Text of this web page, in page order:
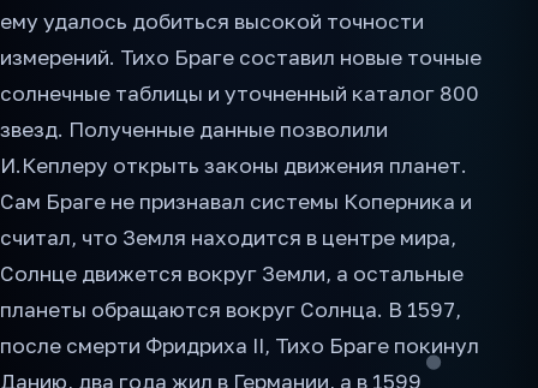
ему удалось добиться высокой точности
измерений. Тихо Браге составил новые точные
солнечные таблицы и уточненный каталог 800
звезд. Полученные данные позволили
И.Кеплеру открыть законы движения планет.
Сам Браге не признавал системы Коперника и
считал, что Земля находится в центре мира,
Солнце движется вокруг Земли, а остальные
планеты обращаются вокруг Солнца. В 1597,
после смерти Фридриха II, Тихо Браге покинул
Данию, два года жил в Германии, а в 1599